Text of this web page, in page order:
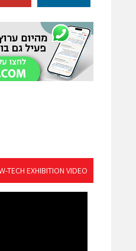
TECH EXHIBITION VIDEO